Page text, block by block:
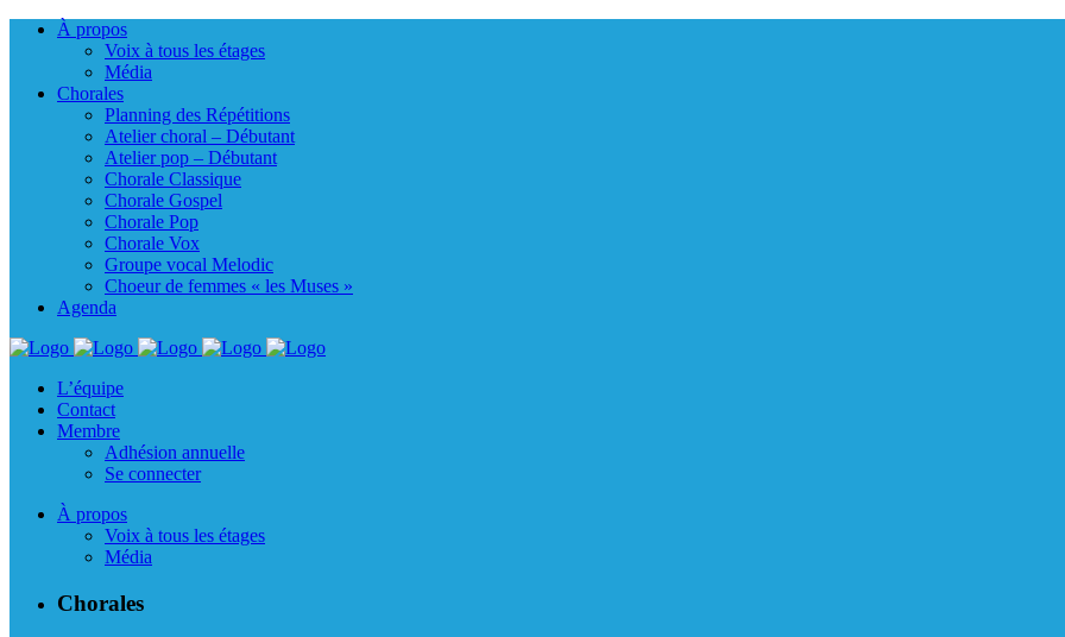
À propos
Voix à tous les étages
Média
Chorales
Planning des Répétitions
Atelier choral – Débutant
Atelier pop – Débutant
Chorale Classique
Chorale Gospel
Chorale Pop
Chorale Vox
Groupe vocal Melodic
Choeur de femmes « les Muses »
Agenda
L’équipe
Contact
Membre
Adhésion annuelle
Se connecter
À propos
Voix à tous les étages
Média
Chorales